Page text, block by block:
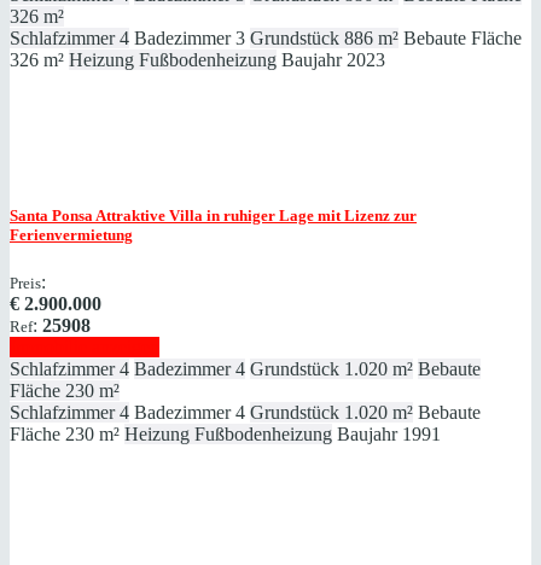
326 m²
Schlafzimmer 4 Badezimmer 3 Grundstück 886 m² Bebaute Fläche
326 m² Heizung Fußbodenheizung Baujahr 2023
Santa PonsaAttraktive Villa in ruhiger Lage mit Lizenz zur
Ferienvermietung
Preis:
€ 2.900.000
Ref: 25908
Schlafzimmer 4 Badezimmer 4 Grundstück 1.020 m² Bebaute
Fläche 230 m²
Schlafzimmer 4 Badezimmer 4 Grundstück 1.020 m² Bebaute
Fläche 230 m² Heizung Fußbodenheizung Baujahr 1991